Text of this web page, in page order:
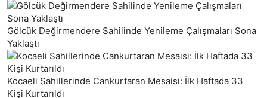
Gölcük Değirmendere Sahilinde Yenileme Çalışmaları Sona
Yaklaştı
Kocaeli Sahillerinde Cankurtaran Mesaisi: İlk Haftada 33
Kişi Kurtarıldı